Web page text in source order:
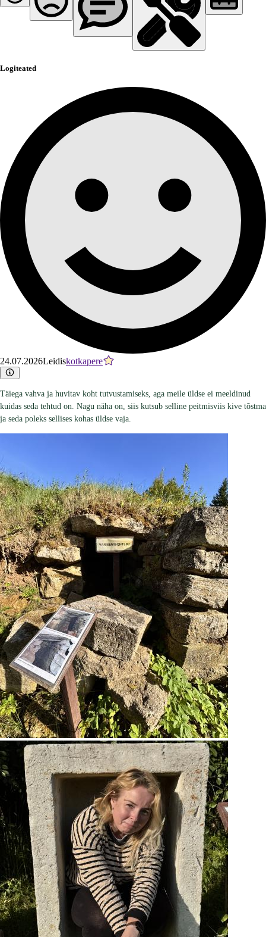
Logiteated
24.07.2026Leidiskotkapere
Täiega vahva ja huvitav koht tutvustamiseks, aga meile üldse ei meeldinud
kuidas seda tehtud on. Nagu näha on, siis kutsub selline peitmisviis kive tõstma
ja seda poleks sellises kohas üldse vaja.